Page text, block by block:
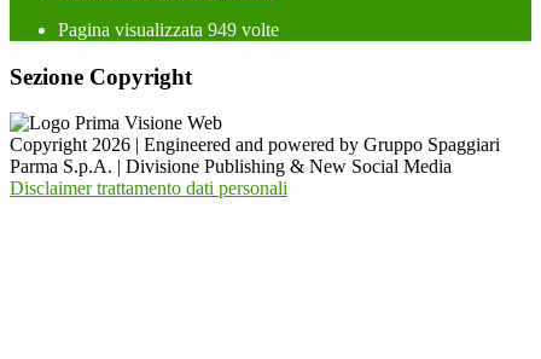
Pagina visualizzata 949 volte
Sezione Copyright
Copyright 2026 | Engineered and powered by Gruppo Spaggiari
Parma S.p.A. | Divisione Publishing & New Social Media
Disclaimer trattamento dati personali